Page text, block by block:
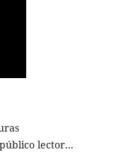
lector...